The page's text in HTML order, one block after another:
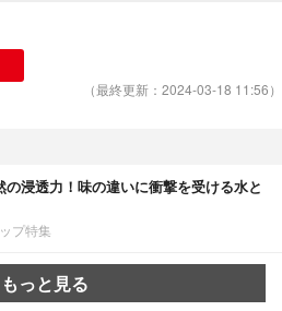
（最終更新：2024-03-18 11:56）
の浸透力！味の違いに衝撃を受ける水と
プ特集
もっと見る